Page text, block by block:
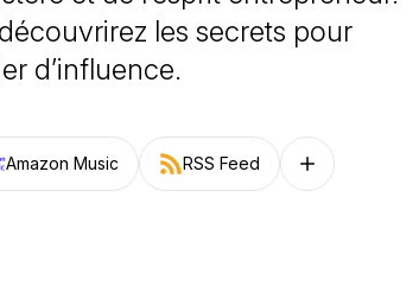
les secrets pour
d’influence.
Amazon Music RSS Feed Follow on other